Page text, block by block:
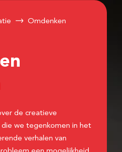
Omdenken
de creatieve
we tegenkomen in het
verhalen van